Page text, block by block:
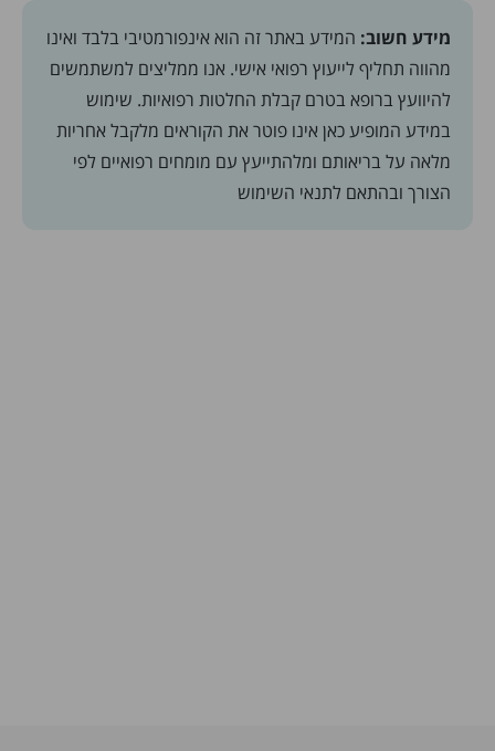
מידע חשוב: המידע באתר זה הוא אינפורמטיבי בלבד ואינו
מהווה תחליף לייעוץ רפואי אישי. אנו ממליצים למשתמשים
להיוועץ ברופא בטרם קבלת החלטות רפואיות. שימוש
במידע המופיע כאן אינו פוטר את הקוראים מלקבל אחריות
מלאה על בריאותם ומלהתייעץ עם מומחים רפואיים לפי
הצורך ובהתאם לתנאי השימוש